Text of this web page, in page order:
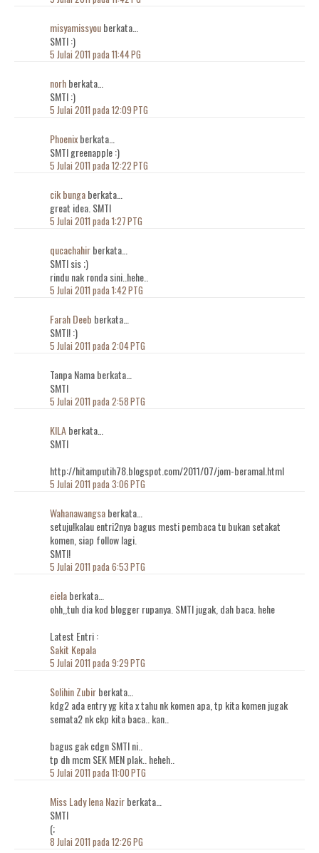
misyamissyouberkata…
SMTI :)
5 Julai 2011 pada 11:44 PG
norhberkata…
SMTI :)
5 Julai 2011 pada 12:09 PTG
Phoenixberkata…
SMTI greenapple :)
5 Julai 2011 pada 12:22 PTG
cik bungaberkata…
great idea. SMTI
5 Julai 2011 pada 1:27 PTG
qucachahirberkata…
SMTI sis ;)
rindu nak ronda sini..hehe..
5 Julai 2011 pada 1:42 PTG
Farah Deeb berkata…
SMTI! :)
5 Julai 2011 pada 2:04 PTG
Tanpa Nama berkata…
SMTI
5 Julai 2011 pada 2:58 PTG
KILAberkata…
SMTI
http://hitamputih78.blogspot.com/2011/07/jom-beramal.html
5 Julai 2011 pada 3:06 PTG
Wahanawangsaberkata…
setuju!kalau entri2nya bagus mesti pembaca tu bukan setakat
komen, siap follow lagi.
SMTI!
5 Julai 2011 pada 6:53 PTG
eielaberkata…
ohh,,tuh dia kod blogger rupanya. SMTI jugak, dah baca. hehe
Latest Entri :
Sakit Kepala
5 Julai 2011 pada 9:29 PTG
Solihin Zubirberkata…
kdg2 ada entry yg kita x tahu nk komen apa, tp kita komen jugak
semata2 nk ckp kita baca.. kan..
bagus gak cdgn SMTI ni..
tp dh mcm SEK MEN plak.. heheh..
5 Julai 2011 pada 11:00 PTG
Miss Lady Iena Nazirberkata…
SMTI
(;
8 Julai 2011 pada 12:26 PG